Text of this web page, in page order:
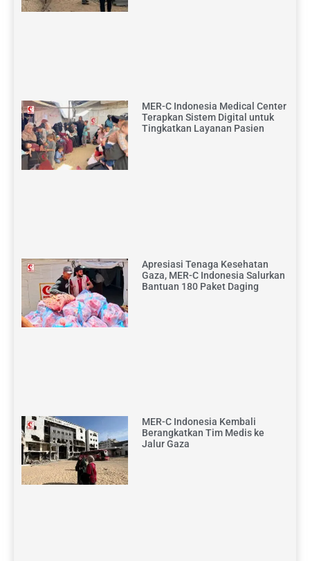
MER-C Indonesia Medical Center
Terapkan Sistem Digital untuk
Tingkatkan Layanan Pasien
Apresiasi Tenaga Kesehatan
Gaza, MER-C Indonesia Salurkan
Bantuan 180 Paket Daging
MER-C Indonesia Kembali
Berangkatkan Tim Medis ke
Jalur Gaza